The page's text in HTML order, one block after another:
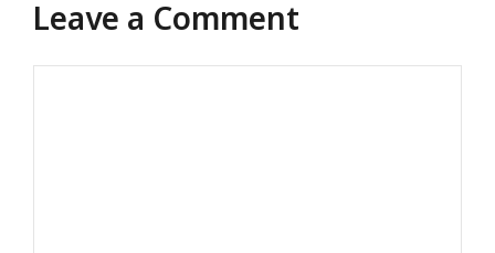
Leave a Comment